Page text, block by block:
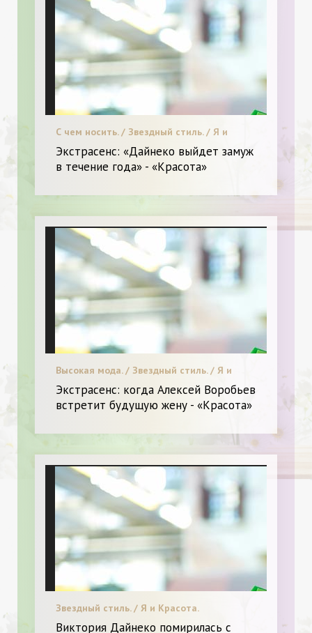
С чем носить. / Звездный стиль. / Я и
Красота.
Экстрасенс: «Дайнеко выйдет замуж
в течение года» - «Красота»
Высокая мода. / Звездный стиль. / Я и
Экстрасенс: когда Алексей Воробьев
встретит будущую жену - «Красота»
Звездный стиль. / Я и Красота.
Виктория Дайнеко помирилась с